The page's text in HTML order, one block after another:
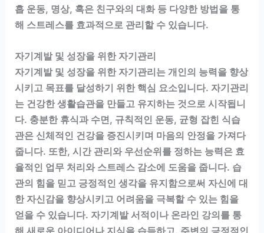
흡 운동, 명상, 혹은 친구와의 대화 등 다양한 방법을 통
해 스트레스를 효과적으로 관리할 수 있습니다.
자기계발 및 성장을 위한 자기관리
자기계발 및 성장을 위한 자기관리는 개인의 능력을 향상
시키고 목표를 달성하기 위한 핵심 요소입니다. 자기관리
는 건강한 생활습관을 만들고 유지하는 것으로 시작됩니
다. 충분한 휴식과 수면, 규칙적인 운동, 균형 잡힌 식습
관은 신체적인 건강을 증진시키며 마음의 안정을 가져다
줍니다. 또한, 시간 관리와 우선순위를 정하는 능력은 효
율적인 업무 처리와 스트레스 감소에 도움을 줍니다. 습
관의 힘을 믿고 긍정적인 생각을 유지함으로써 자신에 대
한 자신감을 향상시키고 어려움을 극복할 수 있는 힘을
얻을 수 있습니다. 자기계발 서적이나 온라인 강의를 통